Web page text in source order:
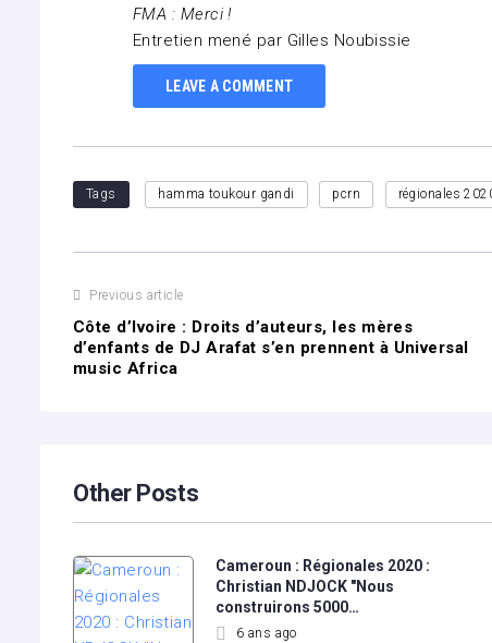
FMA : Merci !
Entretien mené par Gilles Noubissie
LEAVE A COMMENT
Tags hamma toukour gandi pcrn régionales
Previous article
Côte d’Ivoire : Droits d’auteurs, les mères
d’enfants de DJ Arafat s’en prennent à Universal
music Africa
Other Posts
Cameroun : Régionales 2020 :
Christian NDJOCK "Nous
construirons 5000…
6 ans ago